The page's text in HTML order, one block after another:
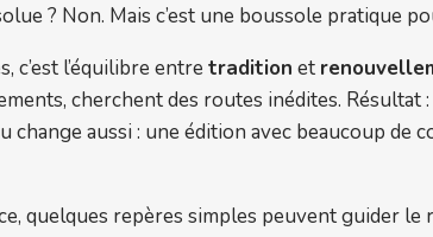
? Non. Mais c’est une boussole pratique
c’est l’équilibre entre tradition et
cherchent des routes inédites. Résultat
change aussi : une édition avec beaucoup
quelques repères simples peuvent guider le